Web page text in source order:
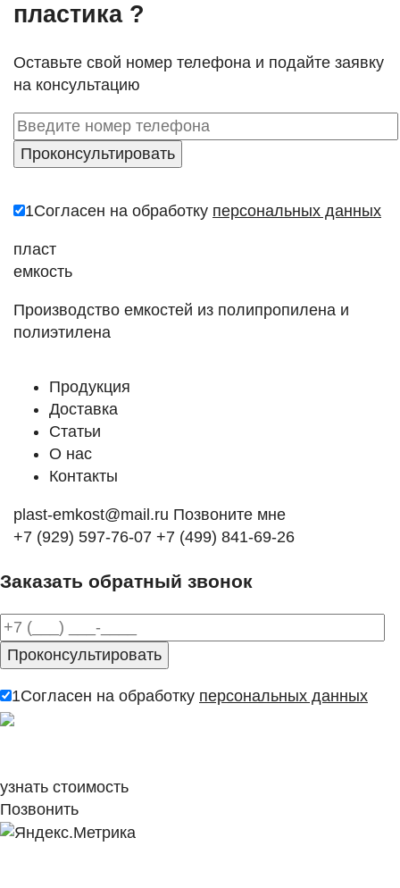
пластика ?
Оставьте свой номер телефона и подайте заявку
на консультацию
1Согласен на обработку персональных данных
пласт
емкость
Производство емкостей из полипропилена и
полиэтилена
Продукция
Доставка
Статьи
О нас
Контакты
plast-emkost@mail.ru Позвоните мне
+7 (929) 597-76-07 +7 (499) 841-69-26
Заказать обратный звонок
1Согласен на обработку персональных данных
узнать стоимость
Позвонить